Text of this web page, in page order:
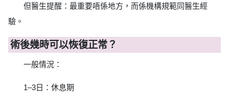
但醫生提醒：最重要唔係地方，而係機構規範同醫生經
驗。
術後幾時可以恢復正常？
一般情況：
1–3日：休息期